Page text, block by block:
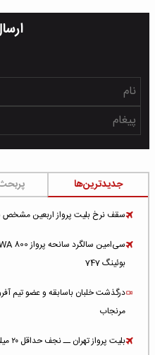
جدیدترین‌ها
سقف نرخ بلیت پرواز اربعین
بوئینگ 747
درگذشت خلبان باسابقه و عضو تیم
مرنجاب
بلیت پرواز تهران ــ نجف حداقل ۲۰ میلیون تومان شد